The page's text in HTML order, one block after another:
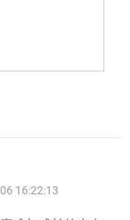
16:22:13